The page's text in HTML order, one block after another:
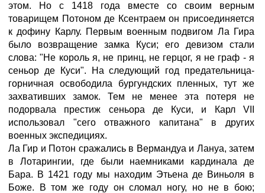
этом. Но с 1418 года вместе со своим верным
товарищем Потоном де Ксентраем он присоединяется
к дофину Карлу. Первым военным подвигом Ла Гира
было возвращение замка Куси; его девизом стали
слова: "Не король я, не принц, не герцог, я не граф - я
сеньор де Куси". На следующий год предательница-
горничная освободила бургундских пленных, тут же
захвативших замок. Тем не менее эта потеря не
подорвала престиж сеньора де Куси, и Карл VII
использовал "сего отважного капитана" в других
военных экспедициях.
Ла Гир и Потон сражались в Вермандуа и Лануа, затем
в Лотарингии, где были наемниками кардинала де
Бара. В 1421 году мы находим Этьена де Виньоля в
Боже. В том же году он сломал ногу, но не в бою;